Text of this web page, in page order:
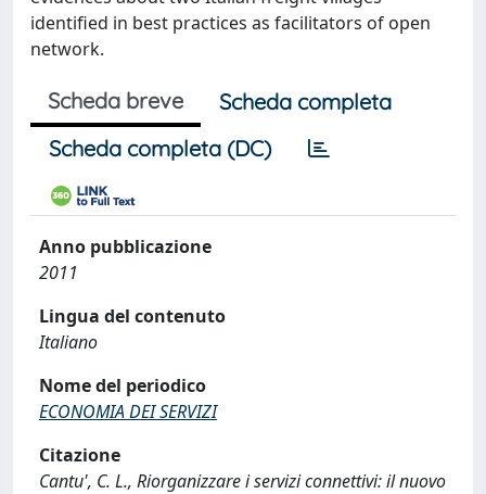
identified in best practices as facilitators of open
network.
Scheda breve
Scheda completa
Scheda completa (DC)
Anno pubblicazione
2011
Lingua del contenuto
Italiano
Nome del periodico
ECONOMIA DEI SERVIZI
Citazione
Cantu', C. L., Riorganizzare i servizi connettivi: il nuovo